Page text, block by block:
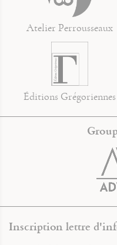
Atelier Perrousseaux
Éditions Grégoriennes
Inscription lettre